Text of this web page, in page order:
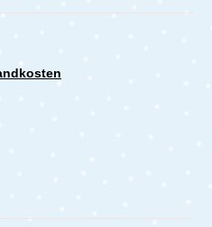
0 von 5 Sternen